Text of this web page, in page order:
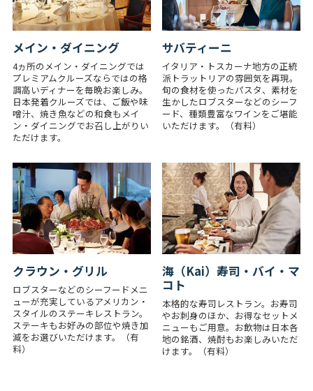
メイン・ダイニング
4ヵ所のメイン・ダイニングでは
プレミアムクルーズならではの格
調高いディナーを毎晩お楽しみ。
日本発着クルーズでは、ご飯や味
噌汁、焼き魚などの和食もメイ
ン・ダイニングでお召し上がりい
ただけます。
サバティーニ
イタリア・トスカーナ地方の正統
派トラットリアの雰囲気を再現。
旬の食材を使ったパスタ、素材を
生かしたロブスターなどのシーフ
ード、種類豊富なワインをご堪能
いただけます。（有料）
クラウン・グリル
ロブスターなどのシーフードメニ
ューが充実しているアメリカン・
スタイルのステーキレストラン。
ステーキもお好みの部位や焼き加
減をお選びいただけます。（有
料）
海（Kai）寿司・バイ・マ
コト
本格的な寿司レストラン。お寿司
やお刺身のほか、お得なセットメ
ニューもご用意。お飲物は日本各
地の銘酒、焼酎もお楽しみいただ
けます。（有料）